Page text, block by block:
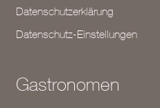
Datenschutzerklärung
Datenschutz-Einstellungen
Gastronomen